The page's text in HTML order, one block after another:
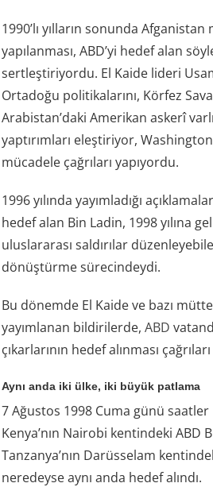
1990’lı yılların sonunda
yapılanması, ABD’yi hedef alan
sertleştiriyordu. El Kaide lideri
Ortadoğu politikalarını, Körfez
Arabistan’daki Amerikan askerî
yaptırımları eleştiriyor,
mücadele çağrıları yapıyordu.
1996 yılında yayımladığı
hedef alan Bin Ladin, 1998 yılına
uluslararası saldırılar
dönüştürme sürecindeydi.
Bu dönemde El Kaide ve bazı
yayımlanan bildirilerde,ABD
çıkarlarının hedef alınması çağrıları
Aynı anda iki ülke, iki büyük patlama
7 Ağustos 1998 Cuma günü saatler
Kenya’nın Nairobi kentindeki ABD
Tanzanya’nın Darüsselam
neredeyse aynı anda hedef alındı.